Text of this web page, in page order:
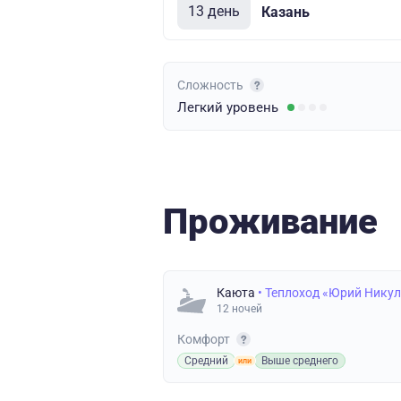
13 день Казань
Сложность
Легкий уровень
Проживание
Каюта • Теплоход «Юрий
12 ночей
Комфорт
Средний Выше среднего